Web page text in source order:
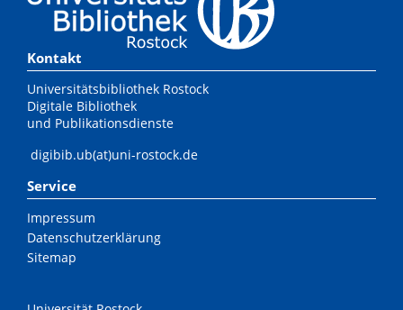
Kontakt
Universitätsbibliothek Rostock
Digitale Bibliothek
und Publikationsdienste
digibib.ub(at)uni-rostock.de
Service
Impressum
Datenschutzerklärung
Sitemap